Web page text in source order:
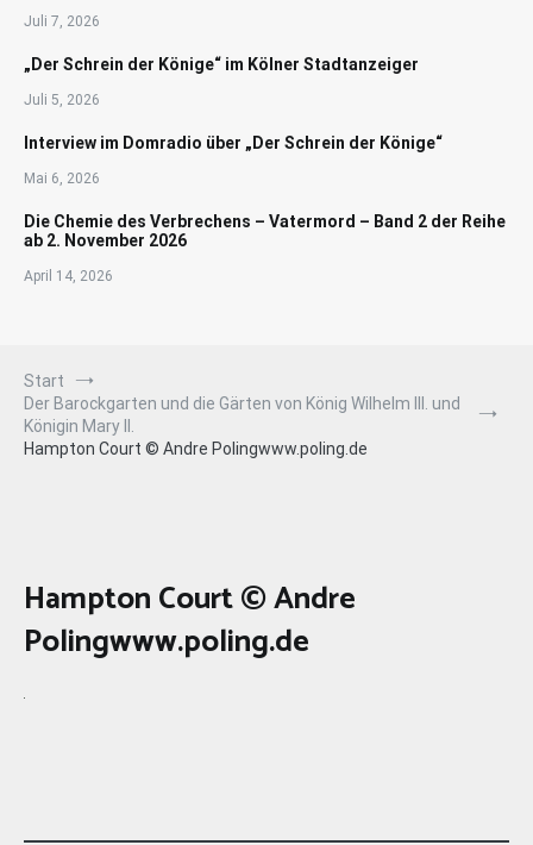
Juli 7, 2026
„Der Schrein der Könige“ im Kölner Stadtanzeiger
Juli 5, 2026
Interview im Domradio über „Der Schrein der Könige“
Mai 6, 2026
Die Chemie des Verbrechens – Vatermord – Band 2 der Reihe
ab 2. November 2026
April 14, 2026
Start
Der Barockgarten und die Gärten von König Wilhelm III. und
Königin Mary II.
Hampton Court © Andre Polingwww.poling.de
Hampton Court © Andre
Polingwww.poling.de